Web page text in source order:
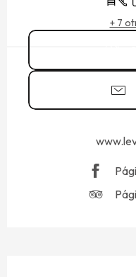
+ 7